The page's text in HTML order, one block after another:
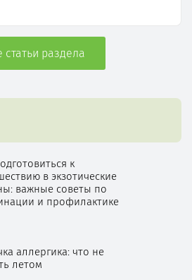
статьи раздела
к
в экзотические
важные советы по
и профилактике
аллергика: что не
летом